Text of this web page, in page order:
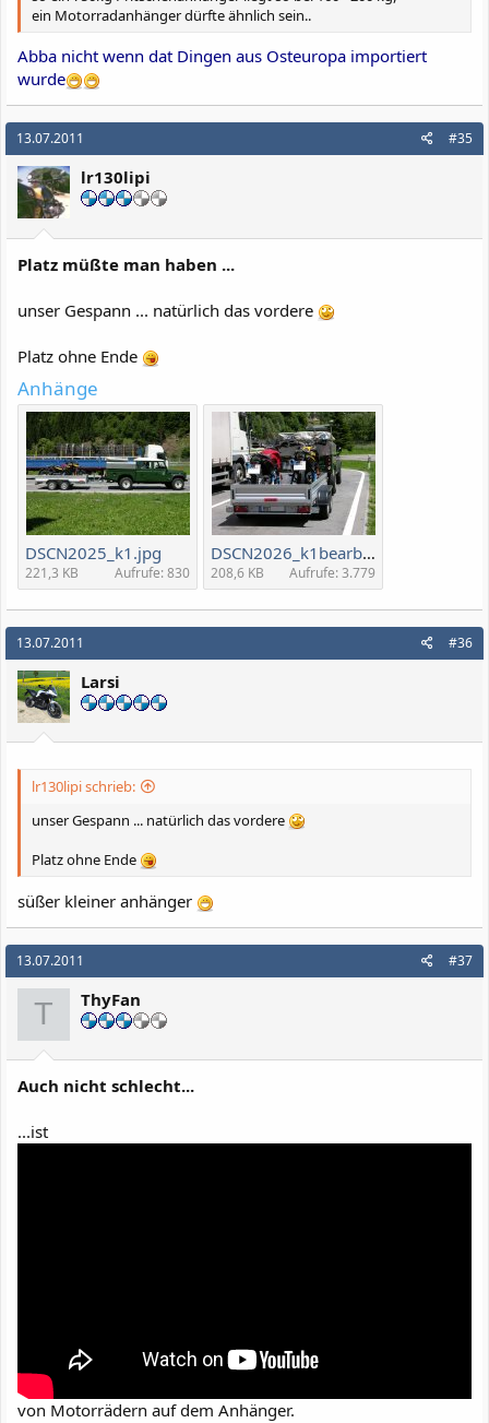
ein Motorradanhänger dürfte ähnlich sein..
Abba nicht wenn dat Dingen aus Osteuropa importiert
wurde
13.07.2011 #35
lr130lipi
Platz müßte man haben ...
unser Gespann ... natürlich das vordere
Platz ohne Ende
Anhänge
DSCN2025_k1.jpg
221,3 KB Aufrufe: 830
DSCN2026_k1bearb.jpg
208,6 KB Aufrufe: 3.779
13.07.2011 #36
Larsi
lr130lipi schrieb:
unser Gespann ... natürlich das vordere
Platz ohne Ende
süßer kleiner anhänger
13.07.2011 #37
T ThyFan
Auch nicht schlecht...
...ist
von Motorrädern auf dem Anhänger.